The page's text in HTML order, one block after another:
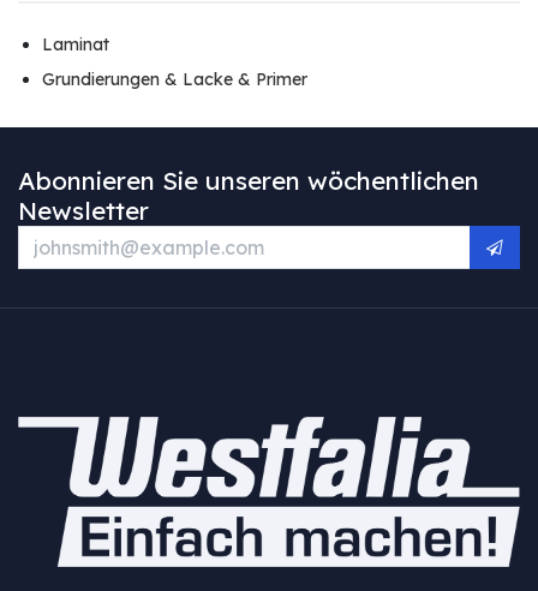
Laminat
Grundierungen & Lacke & Primer
Abonnieren Sie unseren wöchentlichen
Newsletter